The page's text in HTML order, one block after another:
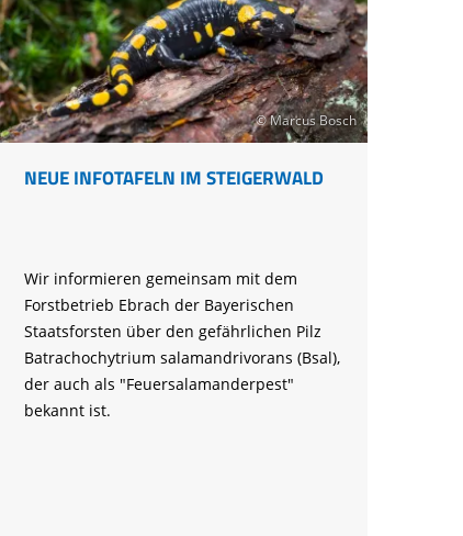
© Marcus Bosch
NEUE INFOTAFELN IM STEIGERWALD
Wir informieren gemeinsam mit dem
Forstbetrieb Ebrach der Bayerischen
Staatsforsten über den gefährlichen Pilz
Batrachochytrium salamandrivorans (Bsal),
der auch als "Feuersalamanderpest"
bekannt ist.